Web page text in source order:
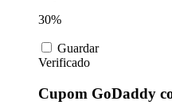
30%
Guardar
Verificado
Cupom GoDaddy